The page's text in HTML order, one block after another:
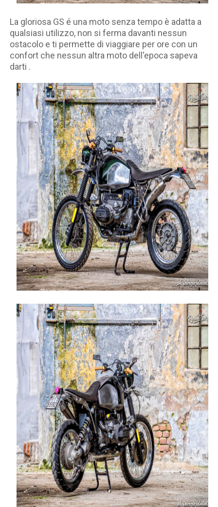
La gloriosa GS é una moto senza tempo è adatta a
qualsiasi utilizzo, non si ferma davanti nessun
ostacolo e ti permette di viaggiare per ore con un
confort che nessun altra moto dell'epoca sapeva
darti .